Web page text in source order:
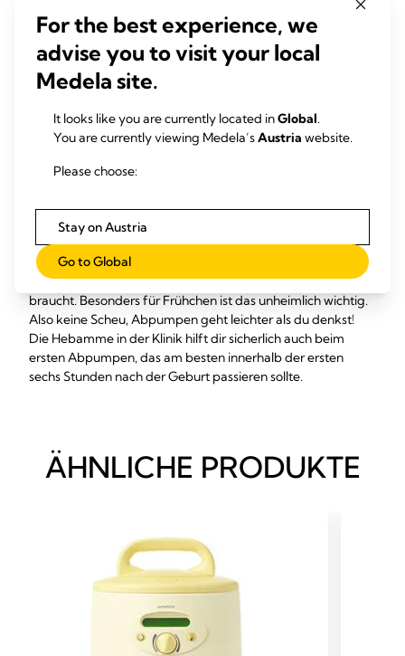
dass es dir oder deinem Baby nicht gut geht. Die
medizinische Versorgung hat dann natürlich Vorrang,
wodurch der Stillstart verschoben wird. Bist du für viele
Stunden oder einige Tage von deinem Baby getrennt, greift
deshalb Plan B: Frag deine Hebamme oder das
Pflegepersonal nach einer elektrischen Milchpumpe, damit
deine Brust die Milchproduktion aufnimmt. Dass dein Baby
in dieser Trennungsphase Muttermilch bekommt, ist sehr
wichtig! Dank einer bewährten Klinikmilchpumpe wie der
das natürliche Saugen deines Babys und kurbelt so die
Milchbildung an, baut sie auf und erhält sie – falls nötig –
auch längerfristig, falls eure Trennung andauert. Und dein
Baby bekommt durch die abgepumpte Muttermilch von
Anfang an alles, was es für seine gesunde Entwicklung
braucht. Besonders für Frühchen ist das unheimlich wichtig.
Also keine Scheu, Abpumpen geht leichter als du denkst!
Die Hebamme in der Klinik hilft dir sicherlich auch beim
ersten Abpumpen, das am besten innerhalb der ersten
sechs Stunden nach der Geburt passieren sollte.
ÄHNLICHE PRODUKTE
For the best experience, we
advise you to visit your local
Medela site.
It looks like you are currently located inGlobal.
You are currently viewing Medela’sAustria website.
Please choose:
Stay on Austria
Go to Global